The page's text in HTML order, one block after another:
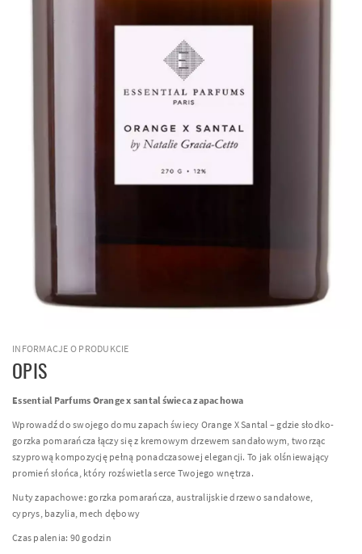
INFORMACJE O PRODUKCIE
OPIS
Essential Parfums Orange x santal świeca zapachowa
Wprowadź do swojego domu zapach świecy Orange X Santal – gdzie słodko-
gorzka pomarańcza łączy się z kremowym drzewem sandałowym, tworząc
szyprową kompozycję pełną ponadczasowej elegancji. To jak olśniewający
promień słońca, który rozświetla serce Twojego wnętrza.
Nuty zapachowe: gorzka pomarańcza, australijskie drzewo sandałowe,
cyprys, bazylia, mech dębowy
Czas palenia: 90 godzin